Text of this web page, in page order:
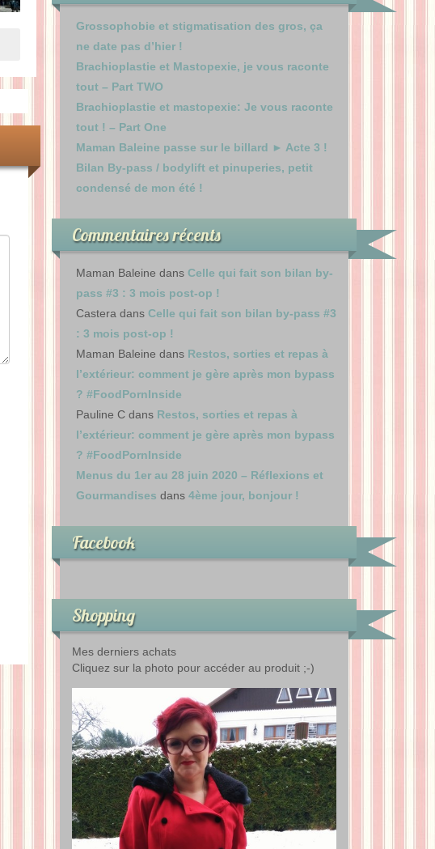
Grossophobie et stigmatisation des gros, ça
ne date pas d’hier !
Brachioplastie et Mastopexie, je vous raconte
tout – Part TWO
Brachioplastie et mastopexie: Je vous raconte
tout ! – Part One
Maman Baleine passe sur le billard ► Acte 3 !
Bilan By-pass / bodylift et pinuperies, petit
condensé de mon été !
Commentaires récents
Maman Baleine dans Celle qui fait son bilan by-
pass #3 : 3 mois post-op !
Castera dans Celle qui fait son bilan by-pass #3
: 3 mois post-op !
Maman Baleine dans Restos, sorties et repas à
l’extérieur: comment je gère après mon bypass
? #FoodPornInside
Pauline Cdans Restos, sorties et repas à
l’extérieur: comment je gère après mon bypass
? #FoodPornInside
Menus du 1er au 28 juin 2020 – Réflexions et
Gourmandises dans 4ème jour, bonjour !
Facebook
Shopping
Mes derniers achats
Cliquez sur la photo pour accéder au produit ;-)